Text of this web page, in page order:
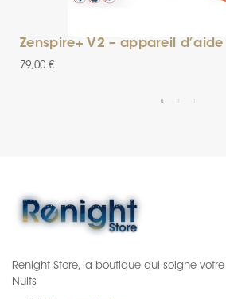
Zenspire+ V2 – appareil
79,00 €
Renight-Store, la boutique qui soigne
Nuits